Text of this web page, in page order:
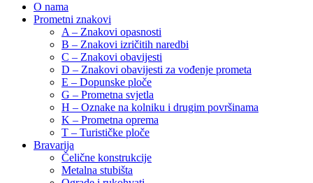
O nama
Prometni znakovi
A – Znakovi opasnosti
B – Znakovi izričitih naredbi
C – Znakovi obavijesti
D – Znakovi obavijesti za vođenje prometa
E – Dopunske ploče
G – Prometna svjetla
H – Oznake na kolniku i drugim površinama
K – Prometna oprema
T – Turističke ploče
Bravarija
Čelične konstrukcije
Metalna stubišta